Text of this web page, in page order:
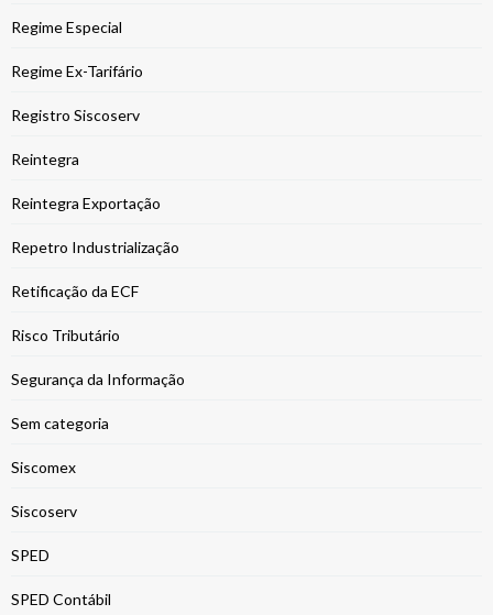
Regime Especial
Regime Ex-Tarifário
Registro Siscoserv
Reintegra
Reintegra Exportação
Repetro Industrialização
Retificação da ECF
Risco Tributário
Segurança da Informação
Sem categoria
Siscomex
Siscoserv
SPED
SPED Contábil